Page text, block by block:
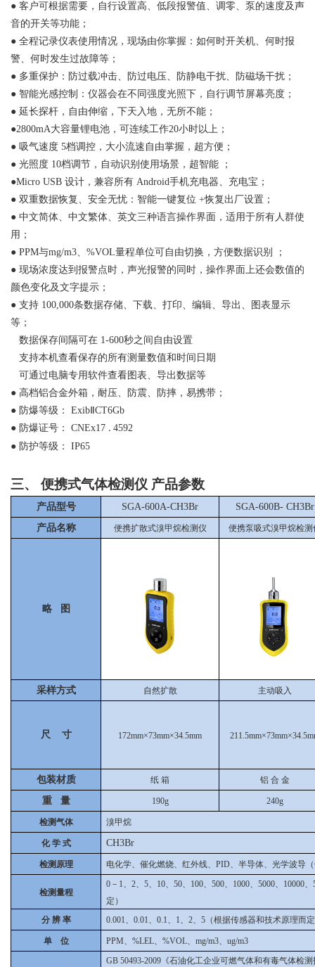
● 客户可根据需要，自行设置高、低段报警值、调零、泵的速度及声
音的开关等功能；
● 全程记录仪表使用情况，现场由你掌握：如何时开关机、何时报
警、何时发生过故障等；
● 多重保护：防过载冲击、防过电压、防静电干扰、防磁场干扰；
● 智能光感控制：仪器会在不同强度光照下，自行调节屏幕亮度；
● 延长探杆，自由伸缩，下天入地，无所不能；
●2800mA大容量锂电池，可连续工作20小时以上；
● 吸气速度 5档调控，大小流速自由掌握，超方便；
● 光照度 10档调节，自动识别使用场景，超智能
；
●Micro USB 设计，兼容所有 Android手机充电器、充电宝；
● 双重数据恢复、安全无忧：智能一键复位 +恢复出厂设置；
● 中文简体、中文繁体、英文三种语言操作界面，适用于所有人群使
用；
● PPM与mg/m3、%VOL量程单位可自由切换，方便数据识别
；
● 现场浓度达到报警点时，声光报警的同时，操作界面上还会数值的
颜色变化及文字提示；
● 支持 100,000条数据存储、下载、打印、编辑、导出、图表显示
等；
数据保存间隔可在 1-600秒之间自由设置
支持本机查看保存的所有测量数值和时间日期
可通过电脑专用软件查看图表、导出数据等
● 高档铝合金外箱，耐压、防震、防摔，易携带；
● 防爆等级：
ExibⅡCT6Gb
● 防爆证号： CNEx17 . 4592
● 防护等级： IP65
三、 便携式气体检测仪 产品参数
产品型号 SGA-600A-CH3Br SGA-600B- CH3Br
产品名称
便携扩散式溴甲烷检测仪 便携泵吸式溴甲烷检测
略 图
采样方式 自然扩散 主动吸入
尺 寸 172mm×73mm×34.5mm
包装材质 纸 箱 铝 合 金
重 量 190g 240g
检测气体 溴甲烷
化 学 式 CH3Br
检测原理 电化学、催化燃烧、红外线、PID、半导体、光学波导
检测量程
0－1、2、5、10、50、100、500、1000、5000、10000
定）
分 辨 率
0.001、0.01、0.1、1、2、5（根据传感器和技术原理而
单 位 PPM、%LEL、%VOL、mg/m3、ug/m3
GB 50493-2009《石油化工企业可燃气体和有毒气体检